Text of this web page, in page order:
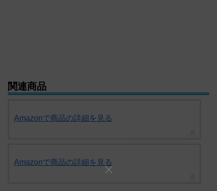
関連商品
Amazonで商品の詳細を見る
Amazonで商品の詳細を見る